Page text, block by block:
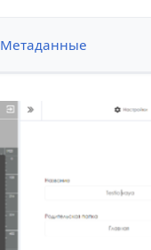
Метаданные